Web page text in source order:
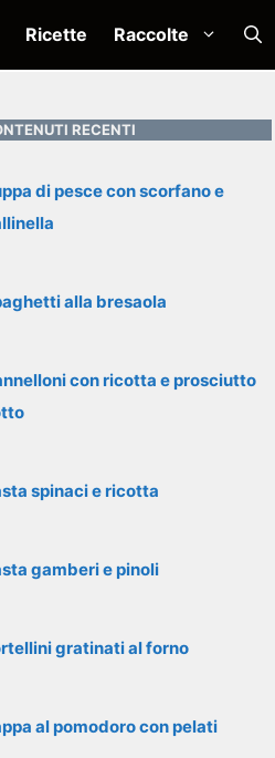
Ricette Raccolte
RECENTI
di pesce con scorfano e
alla bresaola
con ricotta e prosciutto
spinaci e ricotta
gamberi e pinoli
gratinati al forno
al pomodoro con pelati